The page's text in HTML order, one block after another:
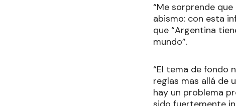
“Me sorprende
abismo: con esta
que “Argentina
mundo”.
“El tema de fondo
reglas mas allá de
hay un problema